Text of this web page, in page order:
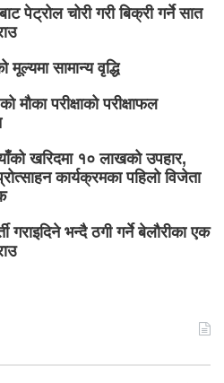
पेट्रोल चोरी गरी बिक्री गर्ने सात
मूल्यमा सामान्य वृद्धि
मौका परीक्षाको परीक्षाफल
खरिदमा १० लाखको उपहार,
कार्यक्रमका पहिलो विजेता
गराइदिने भन्दै ठगी गर्ने बेलौरीका एक